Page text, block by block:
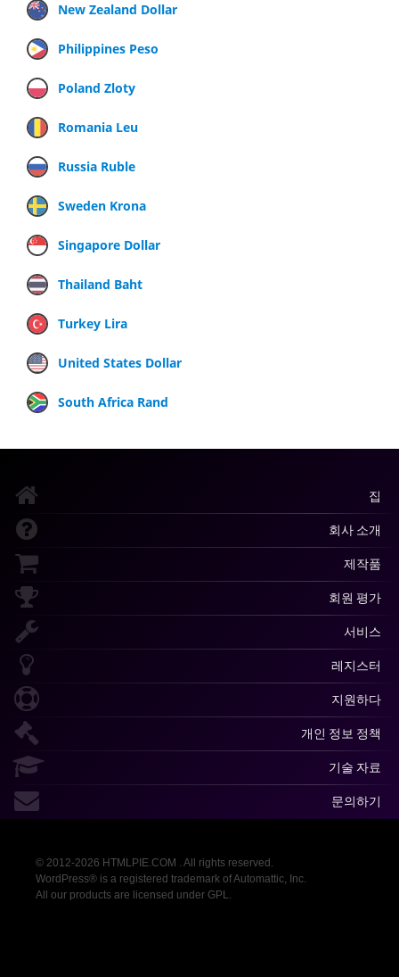
New Zealand Dollar
Philippines Peso
Poland Zloty
Romania Leu
Russia Ruble
Sweden Krona
Singapore Dollar
Thailand Baht
Turkey Lira
United States Dollar
South Africa Rand
집
회사 소개
제작품
회원 평가
서비스
레지스터
지원하다
개인 정보 정책
기술 자료
문의하기
© 2012-2026 HTMLPIE.COM . All rights reserved.
WordPress® is a registered trademark of Automattic, Inc.
All our products are licensed under GPL.